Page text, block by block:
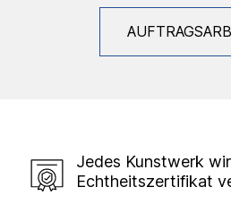
Jedes Kunstwerk
Echtheitszertifikat